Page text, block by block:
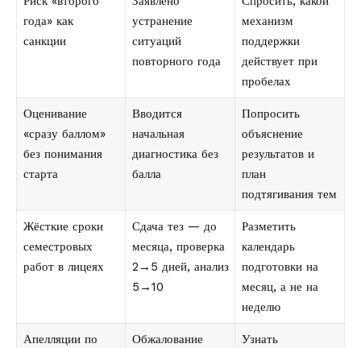
года» как
санкции
устранение
ситуаций
повторного года
механизм
поддержки
действует при
пробелах
Оценивание
«сразу баллом»
без понимания
старта
Вводится
начальная
диагностика без
балла
Попросить
объяснение
результатов и
план
подтягивания тем
Жёсткие сроки
семестровых
работ в лицеях
Сдача тез — до
месяца, проверка
2→5 дней, анализ
5→10
Разметить
календарь
подготовки на
месяц, а не на
неделю
Апелляции по
Обжалование
Узнать